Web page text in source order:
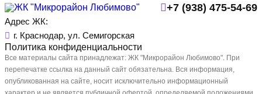
Адрес ЖК:
г. Краснодар, ул. Семигорская
+7 (938) 475-54-69
Политика конфиденциальности
Все материалы сайта принадлежат: ЖК "Микрорайон Любимово". При
перепечатке ссылка на данный сайт обязательна. Вся информация,
опубликованная на сайте, носит исключительно информационный